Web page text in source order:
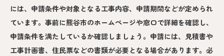
には、申請条件や対象となる工事内容、申請期間などが定められ
ています。事前に熊谷市のホームページや窓口で詳細を確認し、
申請条件を満たしているか確認しましょう。申請には、見積書や
工事計画書、住民票などの書類が必要となる場合があります。必